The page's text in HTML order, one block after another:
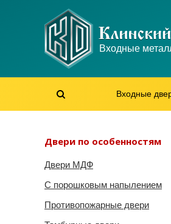
Входные
Входные
Двери по особенностям
Двери МДФ
С порошковым напылением
Противопожарные двери
Max
Мы онлайн!
WhatsApp
Мы онлайн!
Telegram
Мы онлайн!
Max
Мы онлайн!
WhatsApp
Мы онлайн!